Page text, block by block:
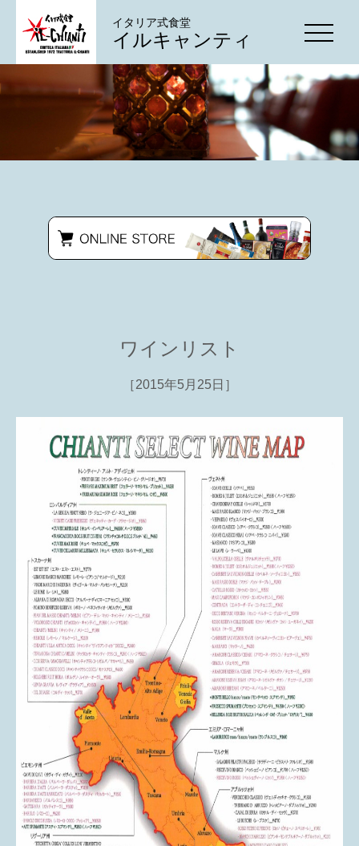
イタリア式食堂
イルキャンティ
ワインリスト
［2015年5月25日］